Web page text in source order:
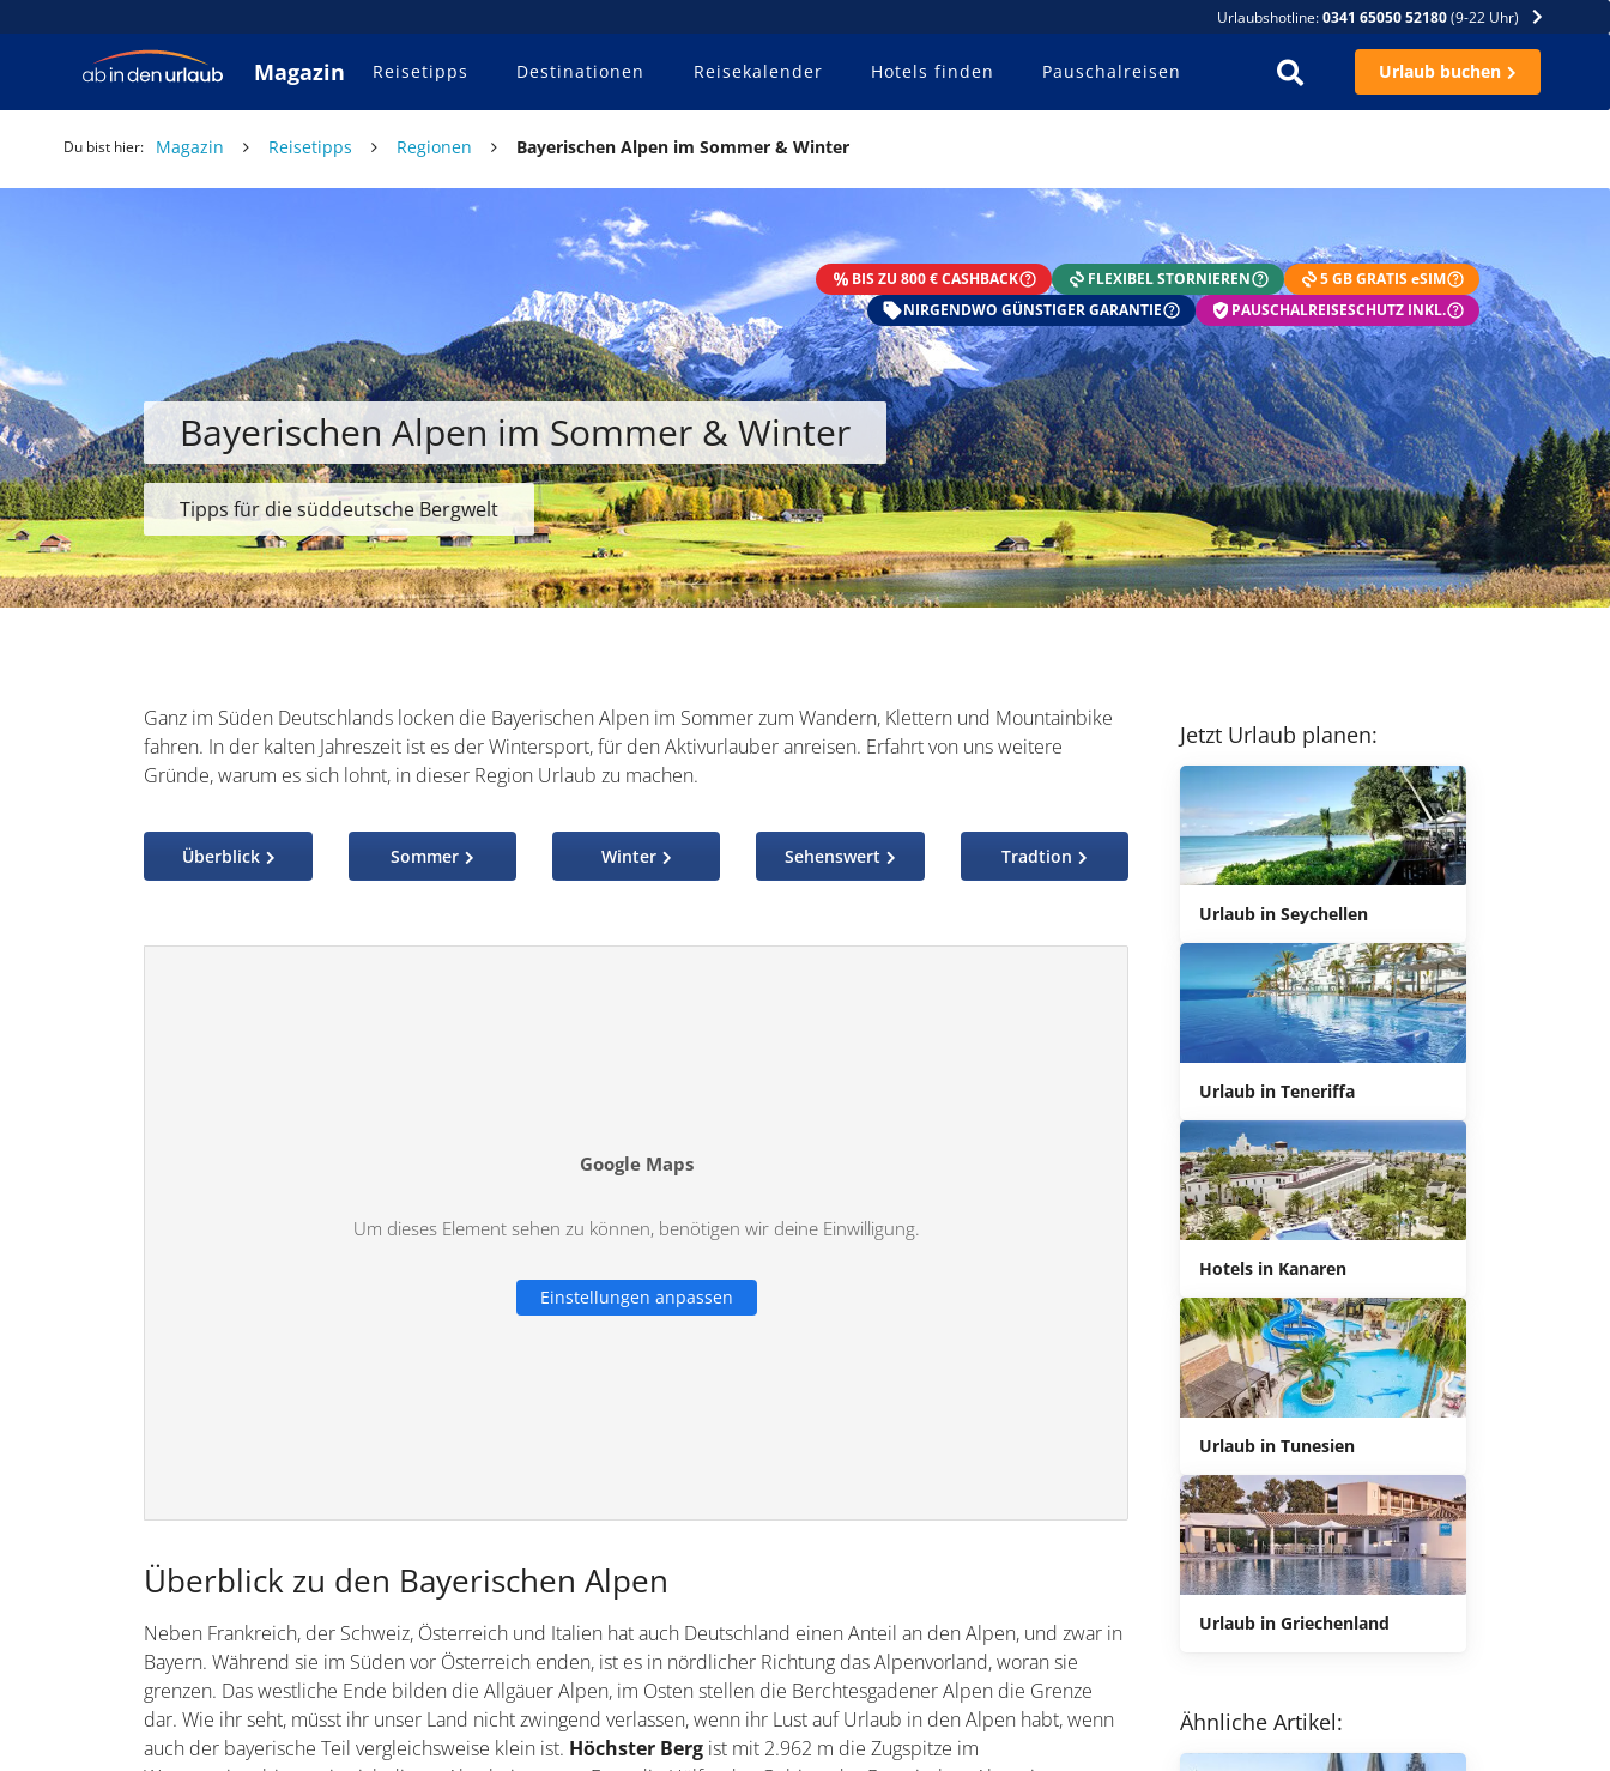
Urlaubshotline:0341 65050 52180(9-22 Uhr)
Magazin Reisetipps Destinationen Reisekalender Hotels finden Pauschalreisen Urlaub buchen
Du bist hier: Magazin Reisetipps Regionen Bayerischen Alpen im Sommer & Winter
BIS ZU 800 € CASHBACK FLEXIBEL STORNIEREN
5 GB GRATIS eSIM
NIRGENDWO GÜNSTIGER GARANTIE
PAUSCHALREISESCHUTZ INKL.
Bayerischen Alpen im Sommer & Winter
Tipps für die süddeutsche Bergwelt
Ganz im Süden Deutschlands locken die Bayerischen Alpen im Sommer zum Wandern, Klettern und Mountainbike
fahren. In der kalten Jahreszeit ist es der Wintersport, für den Aktivurlauber anreisen. Erfahrt von uns weitere
Gründe, warum es sich lohnt, in dieser Region Urlaub zu machen.
Überblick Sommer Winter Sehenswert Tradtion
Google Maps
Um dieses Element sehen zu können, benötigen wir deine Einwilligung.
Einstellungen anpassen
Überblick zu den Bayerischen Alpen
Neben Frankreich, der Schweiz, Österreich und Italien hat auch Deutschland einen Anteil an den Alpen, und zwar in
Bayern. Während sie im Süden vor Österreich enden, ist es in nördlicher Richtung das Alpenvorland, woran sie
grenzen. Das westliche Ende bilden die Allgäuer Alpen, im Osten stellen die Berchtesgadener Alpen die Grenze
dar. Wie ihr seht, müsst ihr unser Land nicht zwingend verlassen, wenn ihr Lust auf Urlaub in den Alpen habt, wenn
auch der bayerische Teil vergleichsweise klein ist. Höchster Berg ist mit 2.962 m die Zugspitze im
Jetzt Urlaub planen:
Urlaub in Seychellen
Urlaub in Teneriffa
Hotels in Kanaren
Urlaub in Tunesien
Urlaub in Griechenland
Ähnliche Artikel: